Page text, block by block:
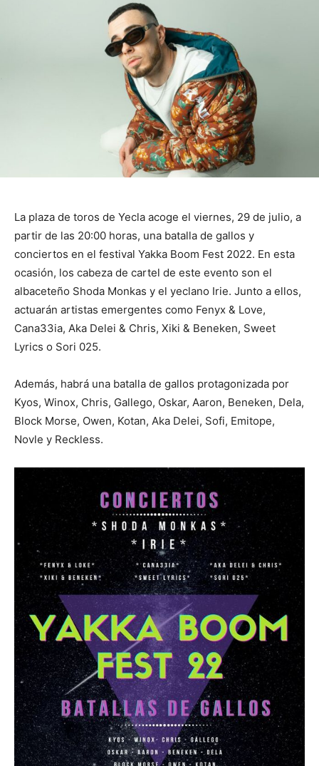
La plaza de toros de Yecla acoge el viernes, 29 de julio, a
partir de las 20:00 horas, una batalla de gallos y
conciertos en el festival Yakka Boom Fest 2022. En esta
ocasión, los cabeza de cartel de este evento son el
albaceteño Shoda Monkas y el yeclano Irie. Junto a ellos,
actuarán artistas emergentes como Fenyx & Love,
Cana33ia, Aka Delei & Chris, Xiki & Beneken, Sweet
Lyrics o Sori 025.
Además, habrá una batalla de gallos protagonizada por
Kyos, Winox, Chris, Gallego, Oskar, Aaron, Beneken, Dela,
Block Morse, Owen, Kotan, Aka Delei, Sofi, Emitope,
Novle y Reckless.